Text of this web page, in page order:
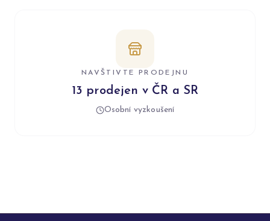
NAVŠTIVTE PRODEJNU
13 prodejen v ČR a SR
Osobní vyzkoušení